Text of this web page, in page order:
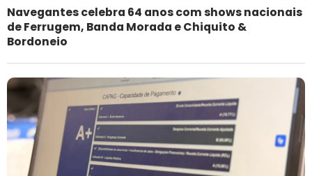
Navegantes celebra 64 anos com shows nacionais
de Ferrugem, Banda Morada e Chiquito &
Bordoneio